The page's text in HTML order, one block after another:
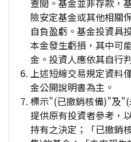
查閱。基金並非存款，
險安定基金或其他相關
自負盈虧。基金投資具
本金發生虧損，其中可
金。投資人應依其自行
上述短線交易規定資料
金公開說明書為主。
標示"(已撤銷核備)"及
提供原有投資者參考，
持有之決定；「已撤銷